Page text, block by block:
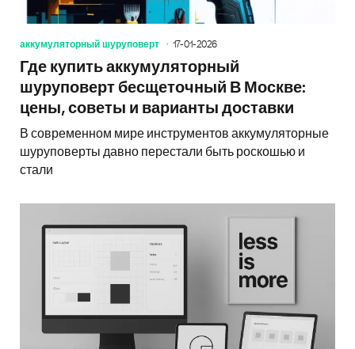
аккумуляторный шуруповерт 17-01-2026
Где купить аккумуляторный
шуруповерт бесщеточный В Москве:
цены, советы и варианты доставки
В современном мире инструментов аккумуляторные
шуруповерты давно перестали быть роскошью и
стали